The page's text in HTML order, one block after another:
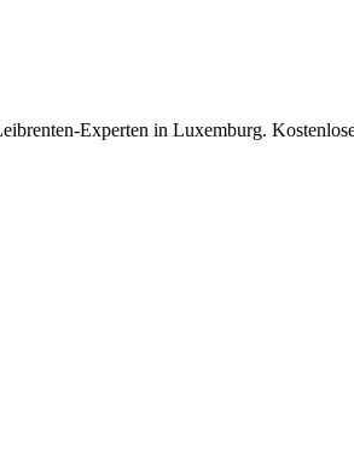
Experten in Luxemburg.